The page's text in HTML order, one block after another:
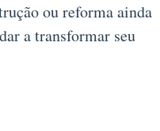
ou reforma ainda
a transformar seu